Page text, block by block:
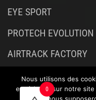
EYE SPORT
PROTECH EVOLUTION
AIRTRACK FACTORY
0
Nous utilisons des
expérience sur notre